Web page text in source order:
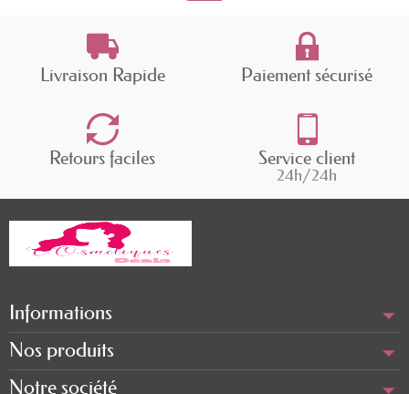
Livraison Rapide Paiement sécurisé
Retours faciles Service client
24h/24h
Informations
Nos produits
Notre société